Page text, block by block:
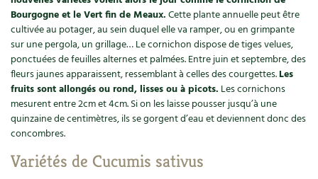
Cuisine saine
Manger bio
Cures, régimes
Dessert, Boulangerie
Techniques, conservation, organisation
Le magazineLes 4 saisons
Stages
Cartes cadeau
Séjourner en Trièves
Nous contacter
Bricolages au jardin
Outils et ustensiles du jardin
Biodiversité
Ravageurs et maladies au jardin
Petit élevage
Cuisine saine
Les chroniques de Marie
Forums
Jardin bio
Habitat écologique
Cuisine saine
Bourgogne et le Vert fin de Meaux.Cette plante annuelle peut être
cultivée au potager, au sein duquel elle va ramper, ou en grimpante
sur une pergola, un grillage… Le cornichon dispose de tiges velues,
ponctuées de feuilles alternes et palmées. Entre juin et septembre, des
fleurs jaunes apparaissent, ressemblant à celles des courgettes.Les
fruits sont allongés ou rond, lisses ou à picots. Les cornichons
mesurent entre 2cm et 4cm. Si on les laisse pousser jusqu’à une
quinzaine de centimètres, ils se gorgent d’eau et deviennent donc des
concombres.
Variétés de Cucumis sativus